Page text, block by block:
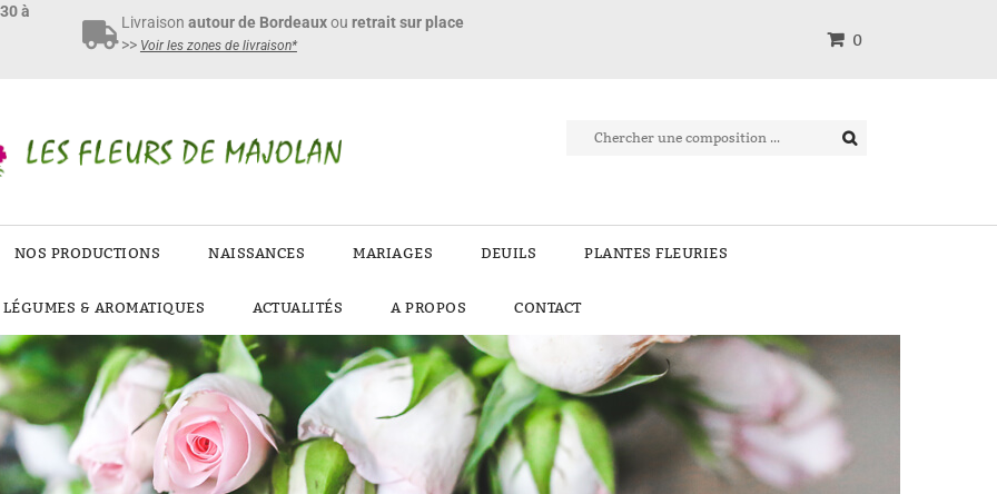
à
Livraison autour de Bordeauxou retrait sur place
>> Voir les zones de livraison* 0
NOS PRODUCTIONS NAISSANCES MARIAGES DEUILS PLANTES FLEURIES
& AROMATIQUES ACTUALITÉS A PROPOS CONTACT